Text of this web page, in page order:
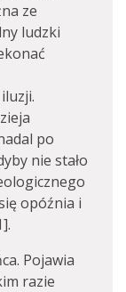
ze
ludzki
po
nie stało
opóźnia i
Pojawia
razie